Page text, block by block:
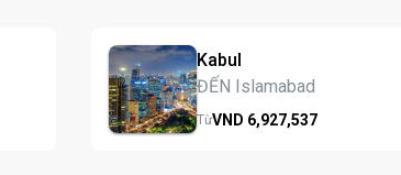
Kabul
ĐẾN Islamabad
TừVND 6,927,537